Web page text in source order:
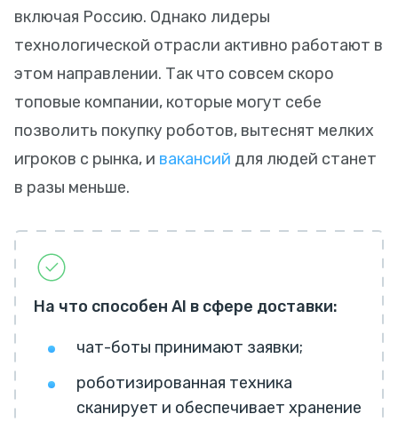
включая Россию. Однако лидеры
технологической отрасли активно работают в
этом направлении. Так что совсем скоро
топовые компании, которые могут себе
позволить покупку роботов, вытеснят мелких
игроков с рынка, и вакансий для людей станет
в разы меньше.
На что способен AI в сфере доставки:
чат-боты принимают заявки;
роботизированная техника
сканирует и обеспечивает хранение